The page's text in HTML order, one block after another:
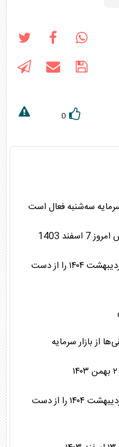
0
سه‌شنبه فعال است
این پیش‌بینی بورس فردا یکشنبه ۷ اردیبهشت ۱۴۰۴ را از دست
این پیش‌بینی بورس فردا دوشنبه ۸ اردیبهشت ۱۴۰۴ را از دست